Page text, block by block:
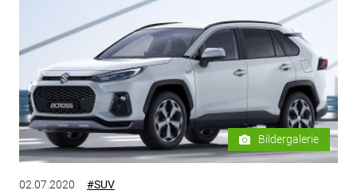
Bildergalerie
02.07.2020 #SUV